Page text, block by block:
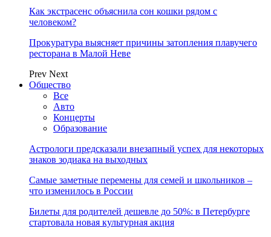
Как экстрасенс объяснила сон кошки рядом с
человеком?
Прокуратура выясняет причины затопления плавучего
ресторана в Малой Неве
Prev Next
Общество
Все
Авто
Концерты
Образование
Астрологи предсказали внезапный успех для некоторых
знаков зодиака на выходных
Самые заметные перемены для семей и школьников –
что изменилось в России
Билеты для родителей дешевле до 50%: в Петербурге
стартовала новая культурная акция